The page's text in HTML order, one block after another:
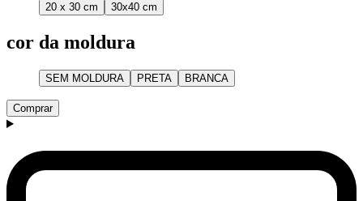
20 x 30 cm 30x40 cm
cor da moldura
SEM MOLDURA PRETA BRANCA
Comprar